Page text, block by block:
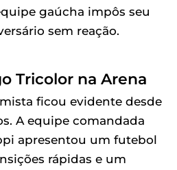
gaúcha impôs seu
sem reação.
Tricolor na Arena
ficou evidente desde
A equipe comandada
apresentou um futebol
rápidas e um